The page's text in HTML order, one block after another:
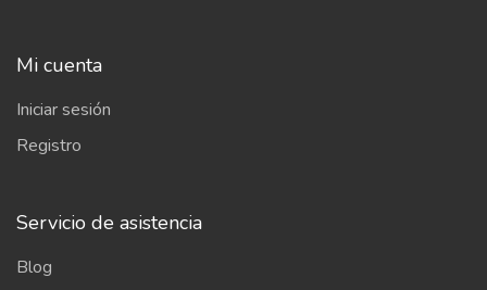
Mi cuenta
Iniciar sesión
Registro
Servicio de asistencia
Blog